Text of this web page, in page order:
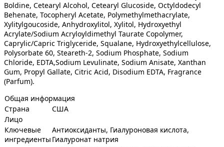
Boldine, Cetearyl Alcohol, Cetearyl Glucoside, Octyldodecyl
Behenate, Tocopheryl Acetate, Polymethylmethacrylate,
Xylitylgoucoside, Anhydroxylitol, Xylitol, Hydroxyethyl
Acrylate/Sodium Acryloyldimethyl Taurate Copolymer,
Caprylic/Capric Triglyceride, Squalane, Hydroxyethylcellulose,
Polysorbate 60, Steareth-2, Sodium Phosphate, Sodium
Chloride, EDTA,Sodium Levulinate, Sodium Anisate, Xanthan
Gum, Propyl Gallate, Citric Acid, Disodium EDTA, Fragrance
(Parfum).
Общая информация
Страна
США
Лицо
Ключевые
ингредиенты
Антиоксиданты, Гиалуроновая кислота,
Гиалуронат натрия